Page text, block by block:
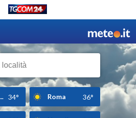
34° Roma 36°